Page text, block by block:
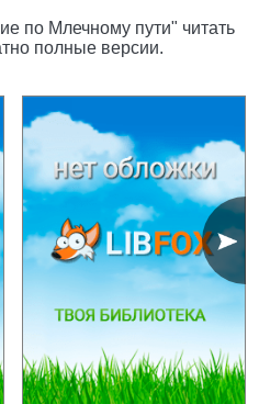
по Млечному пути" читать
полные версии.